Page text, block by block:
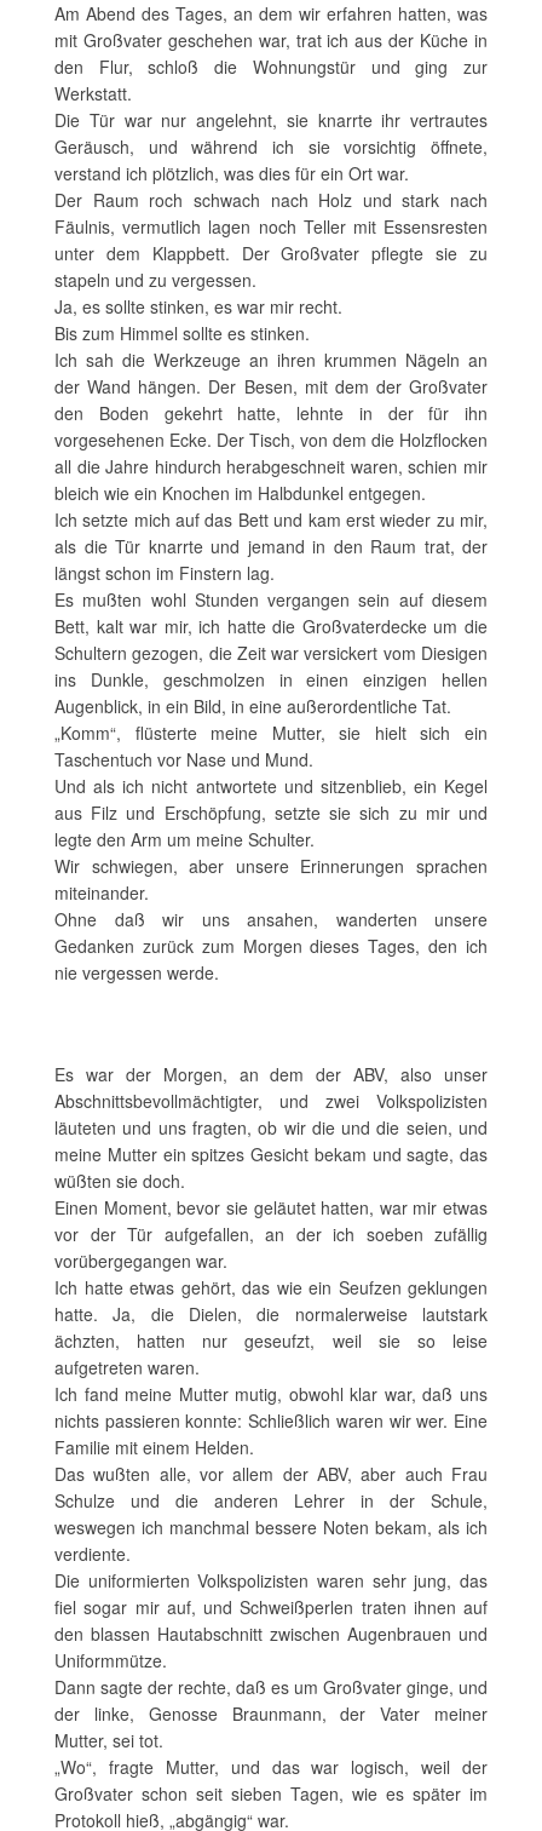
Am Abend des Tages, an dem wir erfahren hatten, was
mit Großvater geschehen war, trat ich aus der Küche in
den Flur, schloß die Wohnungstür und ging zur
Werkstatt.
Die Tür war nur angelehnt, sie knarrte ihr vertrautes
Geräusch, und während ich sie vorsichtig öffnete,
verstand ich plötzlich, was dies für ein Ort war.
Der Raum roch schwach nach Holz und stark nach
Fäulnis, vermutlich lagen noch Teller mit Essensresten
unter dem Klappbett. Der Großvater pflegte sie zu
stapeln und zu vergessen.
Ja, es sollte stinken, es war mir recht.
Bis zum Himmel sollte es stinken.
Ich sah die Werkzeuge an ihren krummen Nägeln an
der Wand hängen. Der Besen, mit dem der Großvater
den Boden gekehrt hatte, lehnte in der für ihn
vorgesehenen Ecke. Der Tisch, von dem die Holzflocken
all die Jahre hindurch herabgeschneit waren, schien mir
bleich wie ein Knochen im Halbdunkel entgegen.
Ich setzte mich auf das Bett und kam erst wieder zu mir,
als die Tür knarrte und jemand in den Raum trat, der
längst schon im Finstern lag.
Es mußten wohl Stunden vergangen sein auf diesem
Bett, kalt war mir, ich hatte die Großvaterdecke um die
Schultern gezogen, die Zeit war versickert vom Diesigen
ins Dunkle, geschmolzen in einen einzigen hellen
Augenblick, in ein Bild, in eine außerordentliche Tat.
„Komm“, flüsterte meine Mutter, sie hielt sich ein
Taschentuch vor Nase und Mund.
Und als ich nicht antwortete und sitzenblieb, ein Kegel
aus Filz und Erschöpfung, setzte sie sich zu mir und
legte den Arm um meine Schulter.
Wir schwiegen, aber unsere Erinnerungen sprachen
miteinander.
Ohne daß wir uns ansahen, wanderten unsere
Gedanken zurück zum Morgen dieses Tages, den ich
nie vergessen werde.
Es war der Morgen, an dem der ABV, also unser
Abschnittsbevollmächtigter, und zwei Volkspolizisten
läuteten und uns fragten, ob wir die und die seien, und
meine Mutter ein spitzes Gesicht bekam und sagte, das
wüßten sie doch.
Einen Moment, bevor sie geläutet hatten, war mir etwas
vor der Tür aufgefallen, an der ich soeben zufällig
vorübergegangen war.
Ich hatte etwas gehört, das wie ein Seufzen geklungen
hatte. Ja, die Dielen, die normalerweise lautstark
ächzten, hatten nur geseufzt, weil sie so leise
aufgetreten waren.
Ich fand meine Mutter mutig, obwohl klar war, daß uns
nichts passieren konnte: Schließlich waren wir wer. Eine
Familie mit einem Helden.
Das wußten alle, vor allem der ABV, aber auch Frau
Schulze und die anderen Lehrer in der Schule,
weswegen ich manchmal bessere Noten bekam, als ich
verdiente.
Die uniformierten Volkspolizisten waren sehr jung, das
fiel sogar mir auf, und Schweißperlen traten ihnen auf
den blassen Hautabschnitt zwischen Augenbrauen und
Uniformmütze.
Dann sagte der rechte, daß es um Großvater ginge, und
der linke, Genosse Braunmann, der Vater meiner
Mutter, sei tot.
„Wo“, fragte Mutter, und das war logisch, weil der
Großvater schon seit sieben Tagen, wie es später im
Protokoll hieß, „abgängig“ war.